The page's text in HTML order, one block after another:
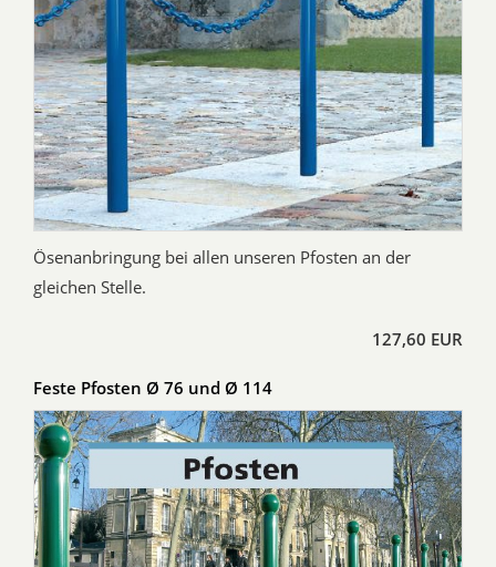
Ösenanbringung bei allen unseren Pfosten an der
gleichen Stelle.
127,60 EUR
Feste Pfosten Ø 76 und Ø 114